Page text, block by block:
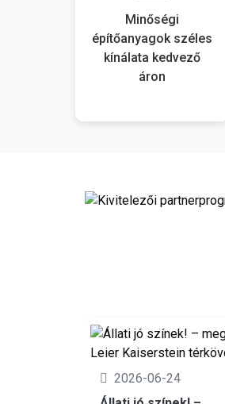
Minőségi
építőanyagok széles
kínálata kedvező
áron
2026-06-24